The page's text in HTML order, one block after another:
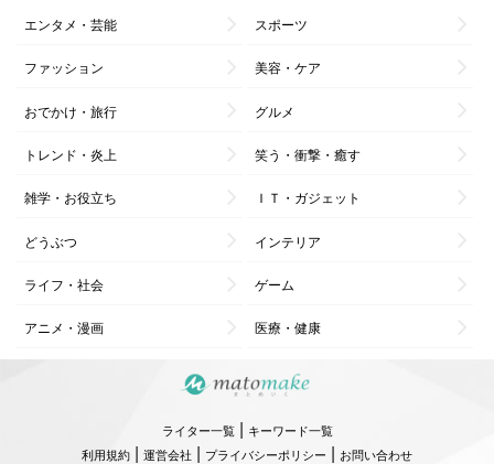
エンタメ・芸能 スポーツ
ファッション 美容・ケア
おでかけ・旅行 グルメ
トレンド・炎上 笑う・衝撃・癒す
雑学・お役立ち ＩＴ・ガジェット
どうぶつ インテリア
ライフ・社会 ゲーム
アニメ・漫画 医療・健康
ライター一覧| キーワード一覧
利用規約 | 運営会社 | プライバシーポリシー | お問い合わせ